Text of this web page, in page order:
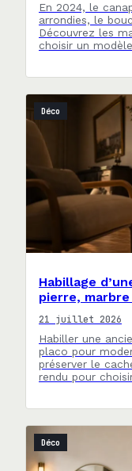
En 2024, le
arrondies, le
Découvrez les
choisir un
Déco
Habillage
pierre,
21 juillet 2026
Habiller une
placo pour
préserver le
rendu pour
Déco